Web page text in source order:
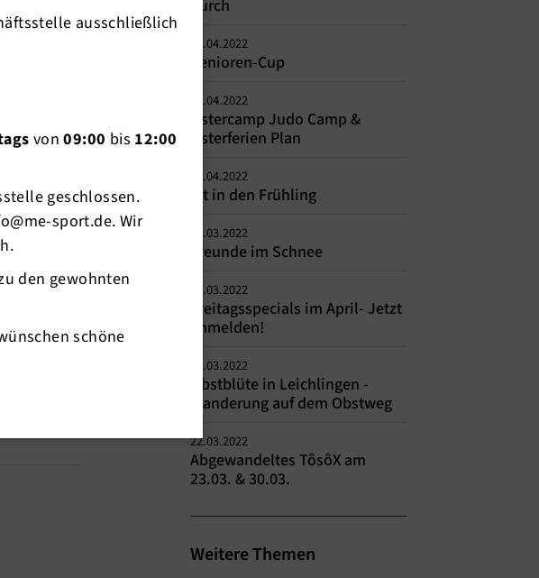
nicht
statt.
durch
05.04.2022
Senioren-Cup
05.04.2022
Ostercamp Judo Camp &
Osterferien Plan
01.04.2022
Fit in den Frühling
30.03.2022
Freunde im Schnee
29.03.2022
Freitagsspecials im April- Jetzt
anmelden!
28.03.2022
Obstblüte in Leichlingen -
Wanderung auf dem Obstweg
22.03.2022
Abgewandeltes TôsôX am
23.03. & 30.03.
Weitere Themen
ausschließlich
von09:00 bis 12:00
geschlossen.
sport.de. Wir
den gewohnten
schöne